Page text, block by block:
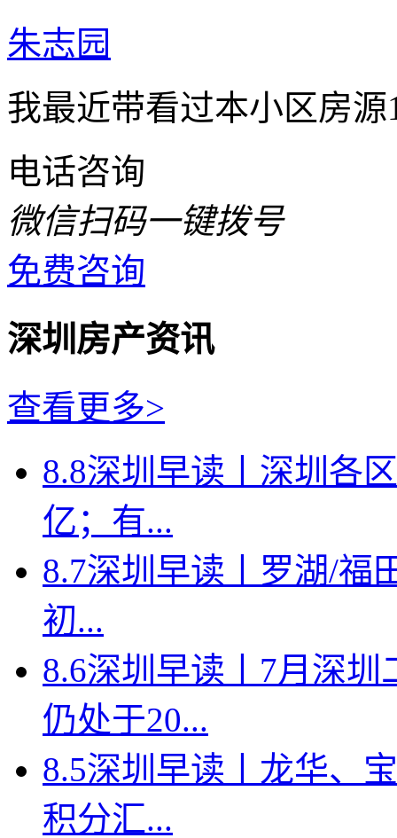
朱志园
我最近带看过本小区房
电话咨询
微信扫码一键拨号
免费咨询
深圳房产资讯
查看更多>
8.8深圳早读丨深圳各
亿；有...
8.7深圳早读丨罗湖/福
初...
8.6深圳早读丨7月深
仍处于20...
8.5深圳早读丨龙华、
积分汇...